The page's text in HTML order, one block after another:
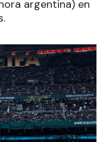
argentina) en